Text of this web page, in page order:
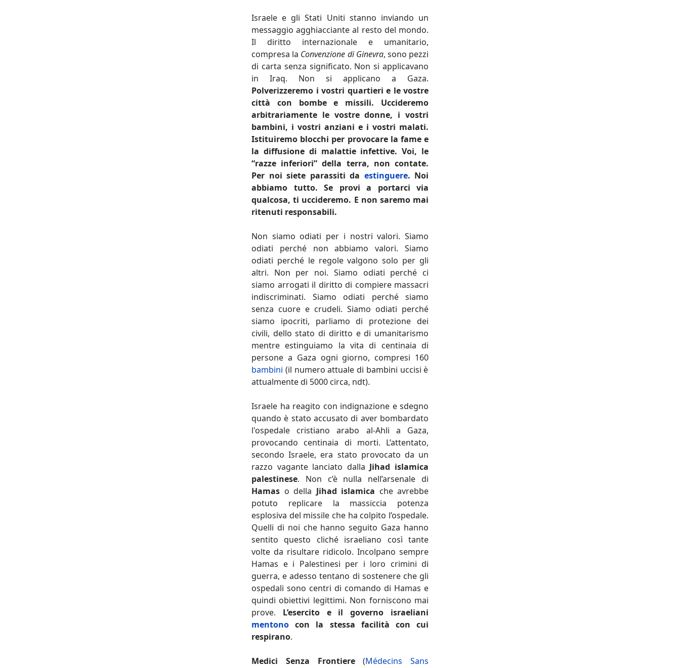
Israele e gli Stati Uniti stanno inviando un
messaggio agghiacciante al resto del mondo.
Il diritto internazionale e umanitario,
compresa la Convenzione di Ginevra, sono pezzi
di carta senza significato. Non si applicavano
in Iraq. Non si applicano a Gaza.
Polverizzeremo i vostri quartieri e le vostre
città con bombe e missili. Uccideremo
arbitrariamente le vostre donne, i vostri
bambini, i vostri anziani e i vostri malati.
Istituiremo blocchi per provocare la fame e
la diffusione di malattie infettive. Voi, le
“razze inferiori” della terra, non contate.
Per noi siete parassiti da estinguere. Noi
abbiamo tutto. Se provi a portarci via
qualcosa, ti uccideremo. E non saremo mai
ritenuti responsabili.
Non siamo odiati per i nostri valori. Siamo
odiati perché non abbiamo valori. Siamo
odiati perché le regole valgono solo per gli
altri. Non per noi. Siamo odiati perché ci
siamo arrogati il diritto di compiere massacri
indiscriminati. Siamo odiati perché siamo
senza cuore e crudeli. Siamo odiati perché
siamo ipocriti, parliamo di protezione dei
civili, dello stato di diritto e di umanitarismo
mentre estinguiamo la vita di centinaia di
persone a Gaza ogni giorno, compresi 160
bambini (il numero attuale di bambini uccisi è
attualmente di 5000 circa, ndt).
Israele ha reagito con indignazione e sdegno
quando è stato accusato di aver bombardato
l'ospedale cristiano arabo al-Ahli a Gaza,
provocando centinaia di morti. L’attentato,
secondo Israele, era stato provocato da un
razzo vagante lanciato dalla Jihad islamica
palestinese. Non c’è nulla nell’arsenale di
Hamas o della Jihad islamica che avrebbe
potuto replicare la massiccia potenza
esplosiva del missile che ha colpito l’ospedale.
Quelli di noi che hanno seguito Gaza hanno
sentito questo cliché israeliano così tante
volte da risultare ridicolo. Incolpano sempre
Hamas e i Palestinesi per i loro crimini di
guerra, e adesso tentano di sostenere che gli
ospedali sono centri di comando di Hamas e
quindi obiettivi legittimi. Non forniscono mai
prove. L’esercito e il governo israeliani
mentono con la stessa facilità con cui
respirano.
Medici Senza Frontiere(Médecins Sans